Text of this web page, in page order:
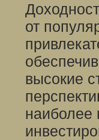
от
высокие
наиболее